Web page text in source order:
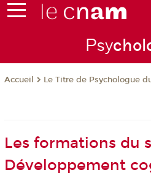
Psy
Accueil Le Titre de Psychologue
Les formations du
Développement